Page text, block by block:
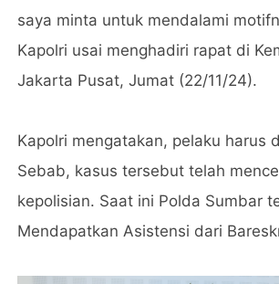
saya minta untuk mendalami
Kapolri usai menghadiri rapat di
Jakarta Pusat, Jumat (22/11/24).
Kapolri mengatakan, pelaku harus
Sebab, kasus tersebut telah
kepolisian. Saat ini Polda Sumbar
Mendapatkan Asistensi dari